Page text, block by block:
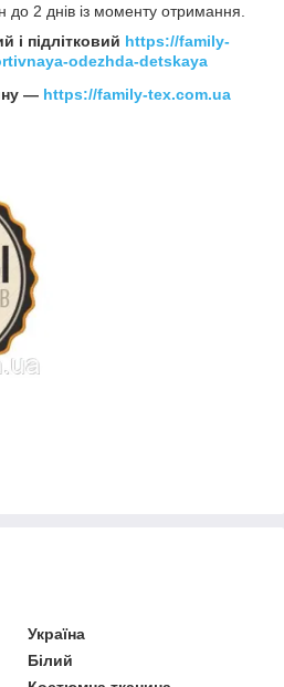
до 2 днів із моменту отримання.
і підлітковий https://family-
odezhda-detskaya
— https://family-tex.com.ua
Україна
Білий